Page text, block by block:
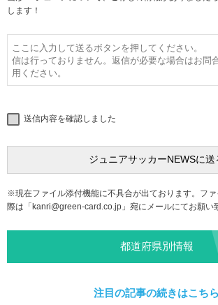
します！
送信内容を確認しました
※現在ファイル添付機能に不具合が出ております。ファ
際は「 kanri@green-card.co.jp 」宛にメールにてお願い
都道府県別情報
注目の記事の続きはこちら